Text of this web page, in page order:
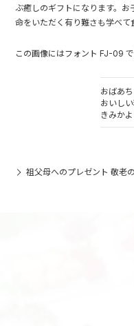
ぶ癒しのギフトになります。お
命をいただく有り難さも学べて
この画像にはフォント FJ-09
おばあ
おいし
きみかよ
祖父母へのプレゼント 敬老